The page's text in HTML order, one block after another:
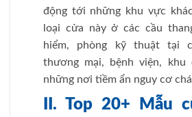
động tới những khu vực
loại cửa này ở các cầu
hiểm, phòng kỹ thuật tại
thương mại, bệnh viện, khu
những nơi tiềm ẩn nguy cơ
II. Top 20+ Mẫu